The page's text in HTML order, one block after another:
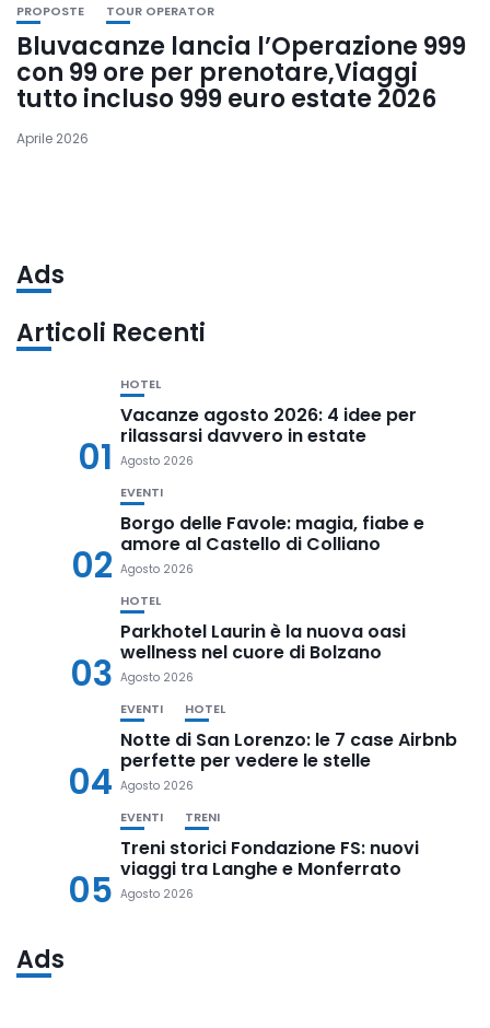
PROPOSTE TOUR OPERATOR
Bluvacanze lancia l’Operazione 999
con 99 ore per prenotare,Viaggi
tutto incluso 999 euro estate 2026
Aprile 2026
Ads
Articoli Recenti
01
HOTEL
Vacanze agosto 2026: 4 idee per
rilassarsi davvero in estate
Agosto 2026
02
EVENTI
Borgo delle Favole: magia, fiabe e
amore al Castello di Colliano
Agosto 2026
03
HOTEL
Parkhotel Laurin è la nuova oasi
wellness nel cuore di Bolzano
Agosto 2026
04
EVENTI HOTEL
Notte di San Lorenzo: le 7 case Airbnb
perfette per vedere le stelle
Agosto 2026
05
EVENTI TRENI
Treni storici Fondazione FS: nuovi
viaggi tra Langhe e Monferrato
Agosto 2026
Ads